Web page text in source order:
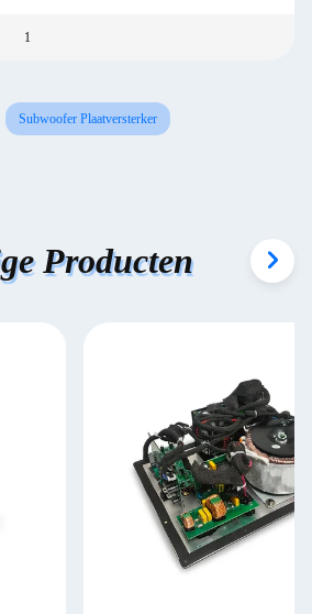
1
Subwoofer Plaatversterker
Producten